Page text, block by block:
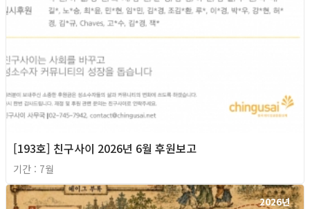
[193호] 친구사이 2026년 6월 후원보고
기간 : 7월
2026년